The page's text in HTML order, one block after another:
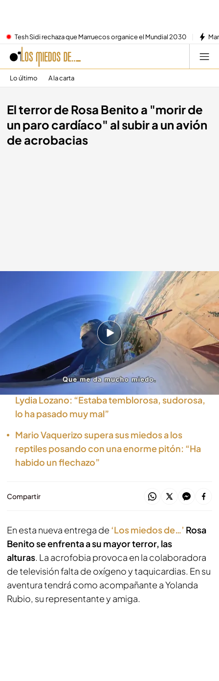
Tesh Sidi rechaza que Marruecos organice el Mundial 2030
Lo último A la carta
El terror de Rosa Benito a "morir de
un paro cardíaco" al subir a un avión
de acrobacias
Rosa Benito sube a una avioneta pare realizar maniobras acrobáticas junto
Los miedos de...
24 MAY 2022 - 00:45h.
El reto más extremo de Cristina Tárrega sobre
ruedas: “¡Bájame de aquí!”
El pánico a una exploración ginecológica de
Lydia Lozano: “Estaba temblorosa, sudorosa,
lo ha pasado muy mal”
Mario Vaquerizo supera sus miedos a los
reptiles posando con una enorme pitón: “Ha
habido un flechazo”
Compartir
En esta nueva entrega de ‘Los miedos de…’ Rosa
Benito se enfrenta a su mayor terror, las
alturas. La acrofobia provoca en la colaboradora
de televisión falta de oxígeno y taquicardias. En su
aventura tendrá como acompañante a Yolanda
Rubio, su representante y amiga.